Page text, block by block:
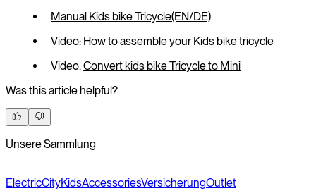
Manual Kids bike Tricycle(EN/DE)
Video: How to assemble your Kids bike tricycle
Video:Convert kids bike Tricycle to Mini
Was this article helpful?
Unsere Sammlung
ElectricCityKidsAccessoriesVersicherungOutlet